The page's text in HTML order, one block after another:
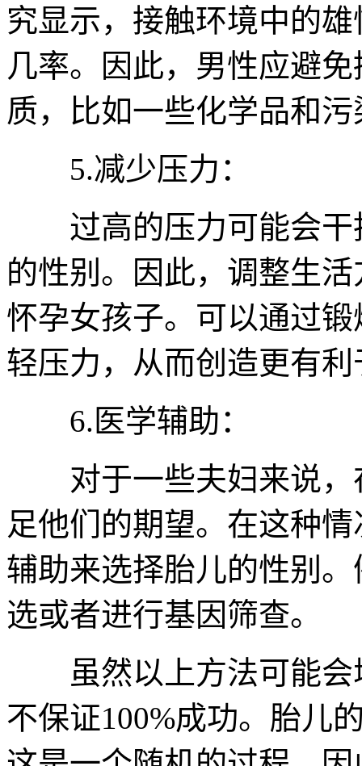
究显示，接触环境中的
几率。因此，男性应避
质，比如一些化学品和
5.减少压力：
过高的压力可能会干
的性别。因此，调整生
怀孕女孩子。可以通过
轻压力，从而创造更有
6.医学辅助：
对于一些夫妇来说，
足他们的期望。在这种
辅助来选择胎儿的性别
选或者进行基因筛查。
虽然以上方法可能会
不保证100%成功。胎儿